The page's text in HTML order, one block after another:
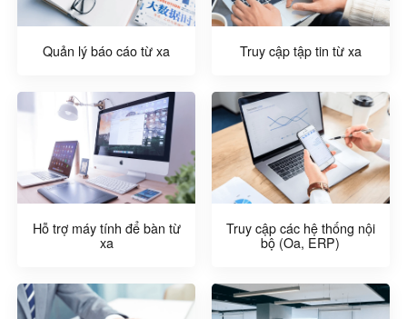
Quản lý báo cáo từ xa Truy cập tập tin từ xa
Hỗ trợ máy tính để bàn từ
xa
Truy cập các hệ thống nội
bộ (Oa, ERP)